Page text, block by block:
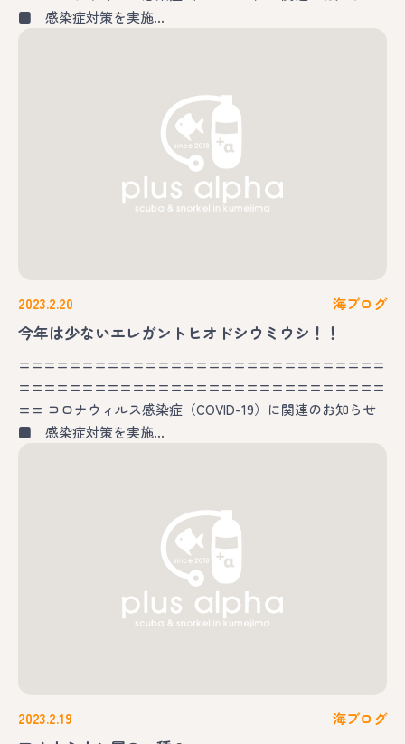
■ 感染症対策を実施…
2023.2.20 海ブログ
今年は少ないエレガントヒオドシウミウシ！！
=============================
=============================
== コロナウィルス感染症（COVID-19）に関連のお知らせ
■ 感染症対策を実施…
2023.2.19 海ブログ